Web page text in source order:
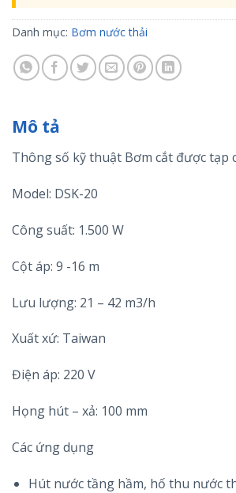
Danh mục: Bơm nước thải
Mô tả
Thông số kỹ thuật Bơm cắt được tạp
Model: DSK-20
Công suất: 1.500 W
Cột áp: 9 -16 m
Lưu lượng: 21 – 42 m3/h
Xuất xứ: Taiwan
Điện áp: 220 V
Họng hút – xả: 100 mm
Các ứng dụng
Hút nước tầng hầm, hố thu nước